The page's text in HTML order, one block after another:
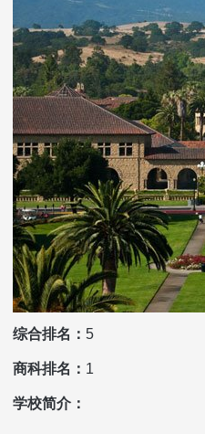
综合排名： 5
商科排名： 1
学校简介：